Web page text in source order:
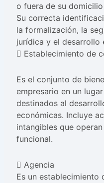
o fuera de su
Su correcta
la formalización, la
jurídica y el desarrollo
 Establecimiento de
Es el conjunto de
empresario en un
destinados al
económicas. Incluye
intangibles que
funcional.
 Agencia
Es un